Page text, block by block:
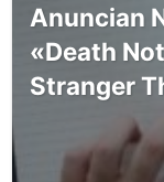
Anuncian
«Death
Stranger